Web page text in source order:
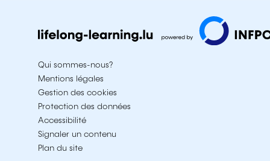
Qui sommes-nous?
Mentions légales
Gestion des cookies
Protection des données
Accessibilité
Signaler un contenu
Plan du site